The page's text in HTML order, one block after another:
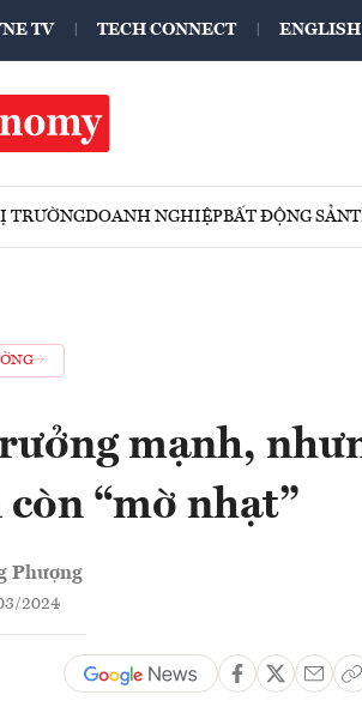
TV TECH CONNECT ENGLISH
TRƯỜNGDOANH NGHIỆPBẤT ĐỘNG SẢN
mạnh,
“mờ nhạt”
Phượng
2024